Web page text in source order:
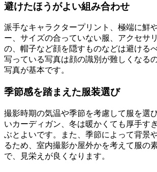
避けたほうがよい組み合わせ
派手なキャラクタープリント、極端に鮮
ー、サイズの合っていない服、アクセサ
の、帽子など顔を隠すものなどは避ける
写っている写真は顔の識別が難しくなる
写真が基本です。
季節感を踏まえた服装選び
撮影時期の気温や季節を考慮して服を選
いカーディガン、冬は暖かくても厚手す
ぶとよいです。また、季節によって背景
るため、室内撮影か屋外かを考えて服の
で、見栄えが良くなります。